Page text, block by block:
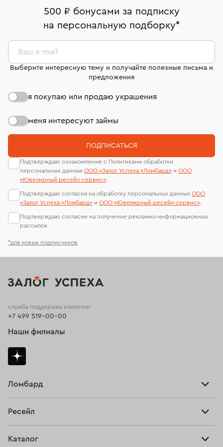
комиссионных украшений и часов смотрите на
странице«Возврат украшений»
Москва, ул. Грузинский Вал, д. 28/45
Срок бронирования украшения при самовывозе из
Оплата наличными или картой
Система быстрых платежей (по QR-коду)
В кредит от Т-Банка (до 50 000 руб., на 3–6 мес.)
номер (УИН)
На особо ценные изделия получены
сертификаты МГУ и других геммологических
лабораторий
500 ₽ бонусами за подписку
на персональную подборку*
*для новых подписчиков
Ваш e-mail
Выберите интересную тему и получайте полезные письма и
предложения
я покупаю или продаю украшения
меня интересуют займы
ПОДПИСАТЬСЯ
Подтверждаю ознакомление с Политиками обработки
персональных данных ООО «Залог Успеха «Ломбард» и ООО
«Ювелирный ресейл-сервиc».
Подтверждаю согласия на обработку персональных данных ООО
«Залог Успеха «Ломбард» и ООО «Ювелирный ресейл-сервиc».
Подтверждаю согласие на получение рекламно-информационных
рассылок
Ломбард
Тарифы
Ресейл
Каталог
служба поддержки клиентов:
+7 499 519-00-00
Наши филиалы